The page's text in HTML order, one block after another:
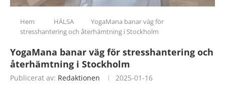
Hem HÄLSA
YogaMana banar väg för
stresshantering och återhämtning i Stockholm
YogaMana banar väg för stresshantering och
återhämtning i Stockholm
Publicerat av: Redaktionen 2025-01-16